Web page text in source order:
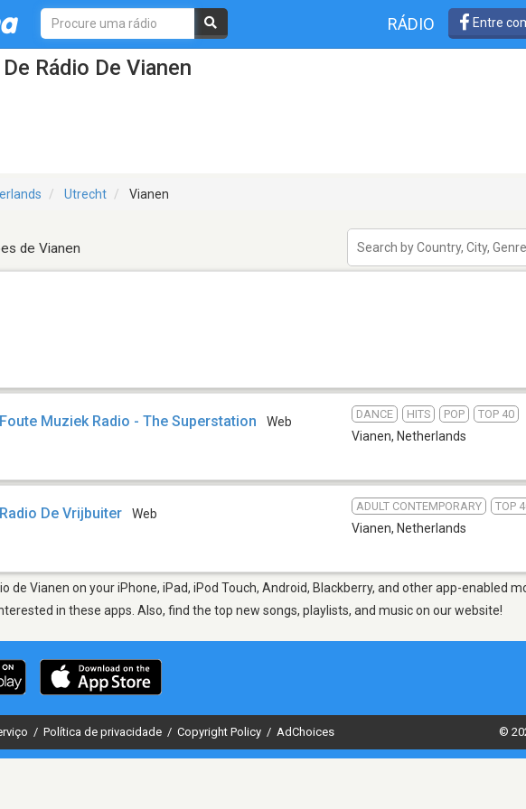
RÁDIO Entre
Rádio De Vianen
Utrecht Vianen
de Vianen
Foute Muziek Radio - The Superstation Web
DANCE HITS POP TOP 40
Vianen, Netherlands
Radio De Vrijbuiter Web
ADULT CONTEMPORARY TOP
Vianen, Netherlands
de Vianen on your iPhone, iPad, iPod Touch, Android, Blackberry, and other app-enabled
in these apps. Also, find the top new songs, playlists, and music on our website!
/ Política de privacidade / Copyright Policy / AdChoices ©